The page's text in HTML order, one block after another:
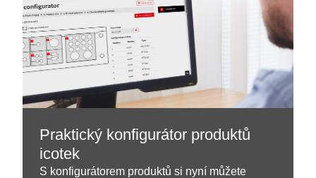
Praktický konfigurátor produktů
icotek
S konfigurátorem produktů si nyní můžete